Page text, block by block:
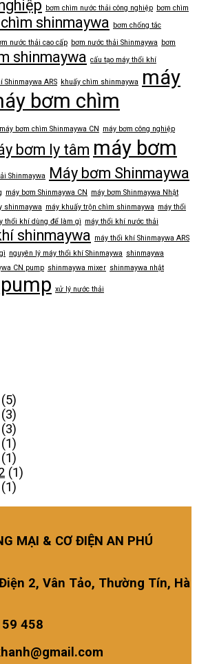
bơm chìm nước thải công nghiệp bơm chìm
shinmaywa bơm chống tắc
nước thải cao cấp bơm nước thải Shinmaywa bơm
shinmaywa cấu tạo máy thổi khí
Shinmaywa ARS khuấy chìm shinmaywa
máy
bơm chìm
máy bơm chìm Shinmaywa CN máy bơm công nghiệp
bơm ly tâm máy bơm
Shinmaywa Máy bơm Shinmaywa
máy bơm Shinmaywa CN máy bơm Shinmaywa Nhật
shinmaywa máy khuấy trộn chìm shinmaywa máy thổi
thổi khí dùng để làm gì máy thổi khí nước thải
shinmaywa máy thổi khí Shinmaywa ARS
nguyên lý máy thổi khí Shinmaywa shinmaywa
CN pump shinmaywa mixer shinmaywa nhật
xử lý nước thải
(5)
(3)
(3)
(1)
(1)
(1)
(1)
MẠI & CƠ ĐIỆN AN PHÚ
2, Vân Tảo, Thường Tín, Hà
458